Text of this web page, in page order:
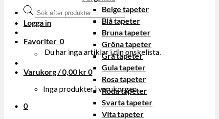
Produktsökning
Logga in
Favoriter 0
Du har inga artiklar i din onskelista.
Varukorg /0,00 kr0
Inga produkter i varukorgen.
0
Beige tapeter
Blå tapeter
Bruna tapeter
Gröna tapeter
Grå tapeter
Gula tapeter
Rosa tapeter
Röda tapeter
Svarta tapeter
Vita tapeter